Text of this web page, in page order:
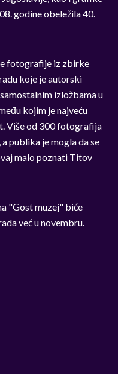
godine obeležila 40.
fotografije iz zbirke
koje je autorski
izložbama u
kojim je najveću
Više od 300 fotografija
publika je mogla da se
malo poznati Titov
"Gost muzej" biće
već u novembru.